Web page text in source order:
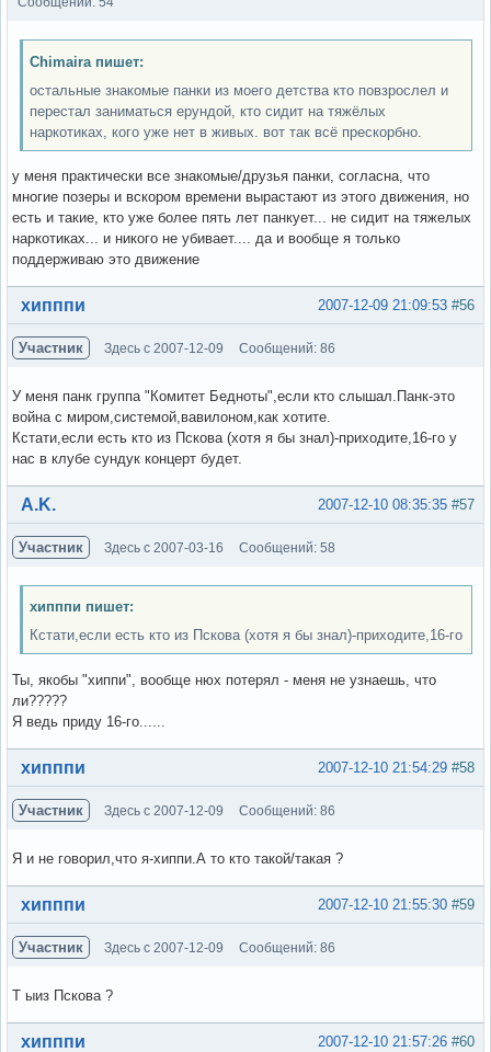
Chimaira пишет:
остальные знакомые панки из моего детства кто повзрослел и
перестал заниматься ерундой, кто сидит на тяжёлых
наркотиках, кого уже нет в живых. вот так всё прескорбно.
у меня практически все знакомые/друзья панки, согласна, что
многие позеры и вскором времени вырастают из этого движения, но
есть и такие, кто уже более пять лет панкует... не сидит на тяжелых
наркотиках... и никого не убивает.... да и вообще я только
поддерживаю это движение
Вне форума #56
2007-12-09 21:09:53
хипппи
Участник Здесь с 2007-12-09 Сообщений: 86
У меня панк группа "Комитет Бедноты",если кто слышал.Панк-это
война с миром,системой,вавилоном,как хотите.
Кстати,если есть кто из Пскова (хотя я бы знал)-приходите,16-го у
нас в клубе сундук концерт будет.
Вне форума #57
2007-12-10 08:35:35
A.K.
Участник Здесь с 2007-03-16 Сообщений: 58
хипппи пишет:
Кстати,если есть кто из Пскова (хотя я бы знал)-приходите,16-го
Ты, якобы "хиппи", вообще нюх потерял - меня не узнаешь, что
ли?????
Я ведь приду 16-го......
Вне форума #58
2007-12-10 21:54:29
хипппи
Участник Здесь с 2007-12-09 Сообщений: 86
Я и не говорил,что я-хиппи.А то кто такой/такая ?
Вне форума #59
2007-12-10 21:55:30
хипппи
Участник Здесь с 2007-12-09 Сообщений: 86
Т ыиз Пскова ?
Вне форума #60
2007-12-10 21:57:26
хипппи